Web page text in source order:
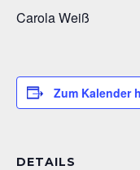
Carola Weiß
Zum Kalender
DETAILS